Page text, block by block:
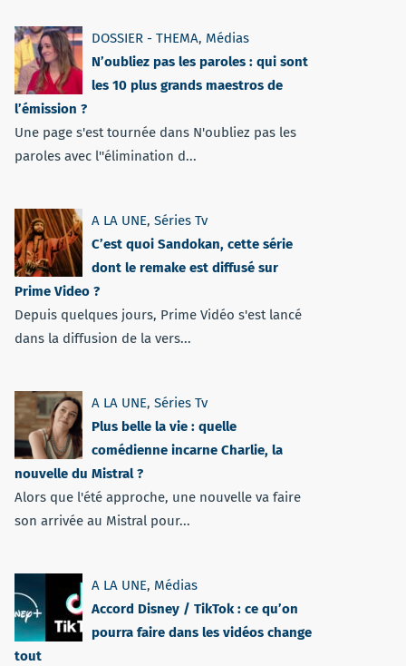
DOSSIER - THEMA, Médias
N’oubliez pas les paroles : qui sont
les 10 plus grands maestros de
l’émission ?
Une page s'est tournée dans N'oubliez pas les
paroles avec l''élimination d...
A LA UNE, Séries Tv
C’est quoi Sandokan, cette série
dont le remake est diffusé sur
Prime Video ?
Depuis quelques jours, Prime Vidéo s'est lancé
dans la diffusion de la vers...
A LA UNE, Séries Tv
Plus belle la vie : quelle
comédienne incarne Charlie, la
nouvelle du Mistral ?
Alors que l'été approche, une nouvelle va faire
son arrivée au Mistral pour...
A LA UNE, Médias
Accord Disney / TikTok : ce qu’on
pourra faire dans les vidéos change
tout